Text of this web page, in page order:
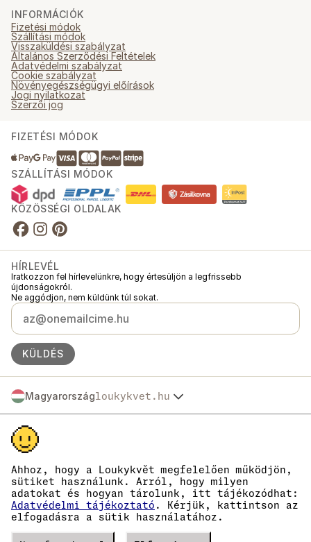
Ahhoz, hogy a Loukykvět megfelelően működjön,
sütiket használunk. Arról, hogy milyen
adatokat és hogyan tárolunk, itt tájékozódhat:
Adatvédelmi tájékoztató . Kérjük, kattintson az
elfogadásra a sütik használatához.
INFORMÁCIÓK
Fizetési módok
Szállítási módok
Visszaküldési szabályzat
Általános Szerződési Feltételek
Adatvédelmi szabályzat
Cookie szabályzat
Növényegészségügyi előírások
Jogi nyilatkozat
Szerzői jog
FIZETÉSI MÓDOK
SZÁLLÍTÁSI MÓDOK
KÖZÖSSÉGI OLDALAK
HÍRLEVÉL
Iratkozzon fel hírlevelünkre, hogy értesüljön a legfrissebb
újdonságokról.
Ne aggódjon, nem küldünk túl sokat.
KÜLDÉS
Magyarországloukykvet.hu
Česko
Slovensko
Polska
Österreich
Deutschland
France
België
Danmark
Eesti
España
A Loukykvět s.r.o. a Prágai Városi Bíróság által vezetett cégjegyzékbe C
szakasz, 268616 betétszám alatt van bejegyezve.
nyilvántartva.
A növényútlevelek kiállításához a 0636-os regisztrációs számot
használjuk.
Cégjegyzékszámunk: 05663687, adószámunk: CZ05663687.
A hivatalos tárhely azonosítója: eng827q.
EORI számunk: CZ05663687.